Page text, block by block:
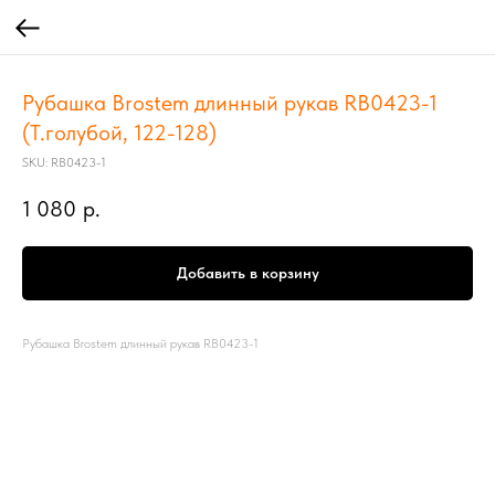
Рубашка Brostem длинный рукав RB0423-1
(Т.голубой, 122-128)
SKU: RB0423-1
1 080 р.
Добавить в корзину
Рубашка Brostem длинный рукав RB0423-1